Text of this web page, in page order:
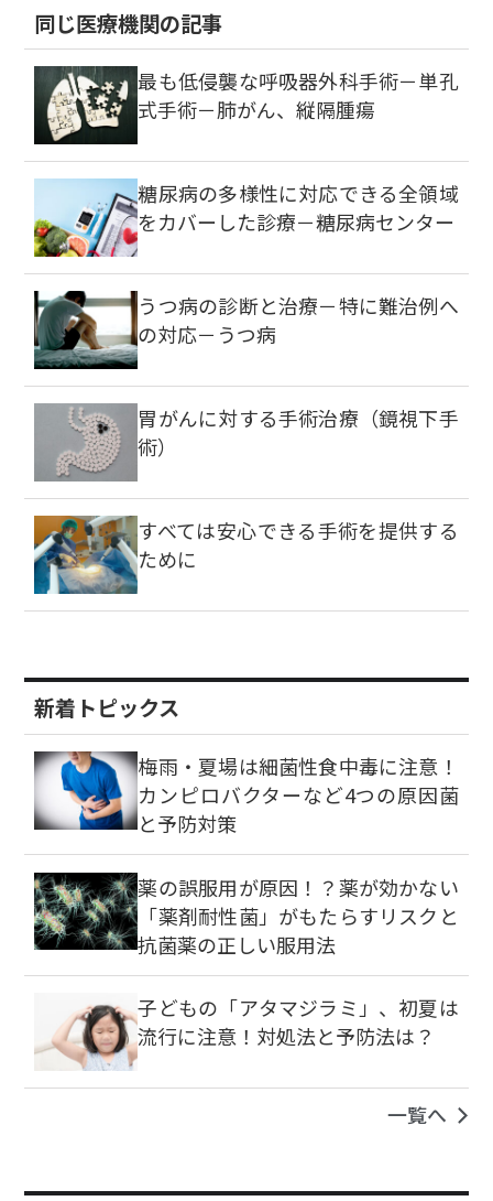
同じ医療機関の記事
最も低侵襲な呼吸器外科手術－単孔
式手術－肺がん、縦隔腫瘍
糖尿病の多様性に対応できる全領域
をカバーした診療－糖尿病センター
うつ病の診断と治療－特に難治例へ
の対応－うつ病
胃がんに対する手術治療（鏡視下手
術）
すべては安心できる手術を提供する
ために
新着トピックス
梅雨・夏場は細菌性食中毒に注意！
カンピロバクターなど4つの原因菌
と予防対策
薬の誤服用が原因！？薬が効かない
「薬剤耐性菌」がもたらすリスクと
抗菌薬の正しい服用法
子どもの「アタマジラミ」、初夏は
流行に注意！対処法と予防法は？
一覧へ